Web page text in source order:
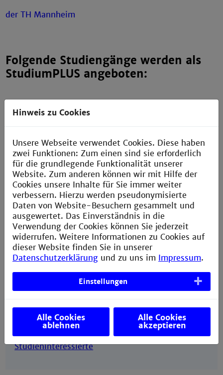
Folgende Studiengänge werden als
StudiumPLUS angeboten:
Bachelor (Programmvarianten L und M)
Ansprechpartnerin StudiumPLUS
Anna Eimer
+49 621 292-6413
a.eimer@th-mannheim.de
Informationen für Studierende und
Studieninteressierte
Hinweis zu Cookies
Unsere Webseite verwendet Cookies. Diese haben
zwei Funktionen: Zum einen sind sie erforderlich
für die grundlegende Funktionalität unserer
Website. Zum anderen können wir mit Hilfe der
Cookies unsere Inhalte für Sie immer weiter
verbessern. Hierzu werden pseudonymisierte
Daten von Website-Besuchern gesammelt und
ausgewertet. Das Einverständnis in die
Verwendung der Cookies können Sie jederzeit
widerrufen. Weitere Informationen zu Cookies auf
dieser Website finden Sie in unserer
Datenschutzerklärung und zu uns im Impressum.
Einstellungen
Alle Cookies
ablehnen
Alle Cookies
akzeptieren